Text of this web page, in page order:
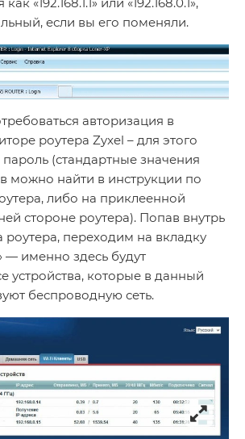
если вы его поменяли.
авторизация в
роутера Zyxel – для этого
(стандартные значения
можно найти в инструкции по
либо на приклеенной
стороне роутера). Попав внутрь
роутера, переходим на вкладку
— именно здесь будут
устройства, которые в данный
беспроводную сеть.